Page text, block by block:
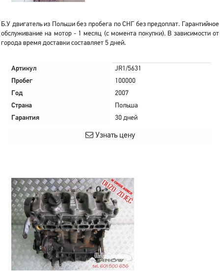
Б.У двигатель из Польши без пробега по СНГ без предоплат. Гарантийное
обслуживание на мотор - 1 месяц (с момента покупки). В зависимости от
города время доставки составляет 5 дней.
Артикул
JR1/5631
Пробег
100000
Год
2007
Страна
Польша
Гарантия
30 дней
Узнать цену